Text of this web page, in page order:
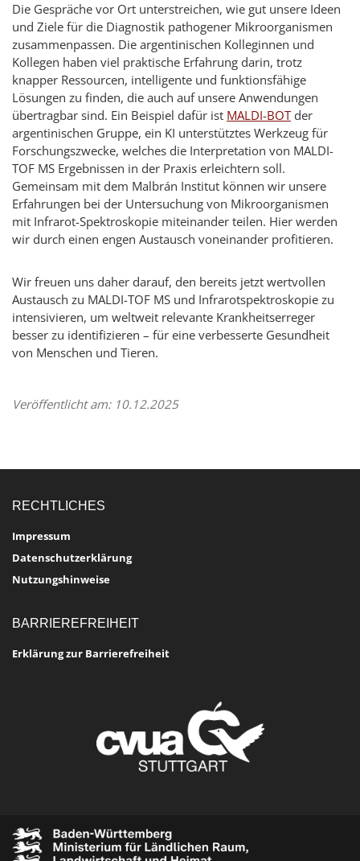
Die Gespräche vor Ort unterstreichen, wie gut unsere Ideen
und Ziele für die Diagnostik pathogener Mikroorganismen
zusammenpassen. Die argentinischen Kolleginnen und
Kollegen haben viel praktische Erfahrung darin, trotz
knapper Ressourcen, intelligente und funktionsfähige
Lösungen zu finden, die auch auf unsere Anwendungen
übertragbar sind. Ein Beispiel dafür ist MALDI-BOTder
argentinischen Gruppe, ein KI unterstütztes Werkzeug für
Forschungszwecke, welches die Interpretation von MALDI-
TOF MS Ergebnissen in der Praxis erleichtern soll.
Gemeinsam mit dem Malbrán Institut können wir unsere
Erfahrungen bei der Untersuchung von Mikroorganismen
mit Infrarot-Spektroskopie miteinander teilen. Hier werden
wir durch einen engen Austausch voneinander profitieren.
Wir freuen uns daher darauf, den bereits jetzt wertvollen
Austausch zu MALDI-TOF MS und Infrarotspektroskopie zu
intensivieren, um weltweit relevante Krankheitserreger
besser zu identifizieren – für eine verbesserte Gesundheit
von Menschen und Tieren.
Veröffentlicht am: 10.12.2025
RECHTLICHES
Impressum
Datenschutzerklärung
Nutzungshinweise
BARRIEREFREIHEIT
Erklärung zur Barrierefreiheit